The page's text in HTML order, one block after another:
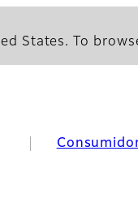
States. To